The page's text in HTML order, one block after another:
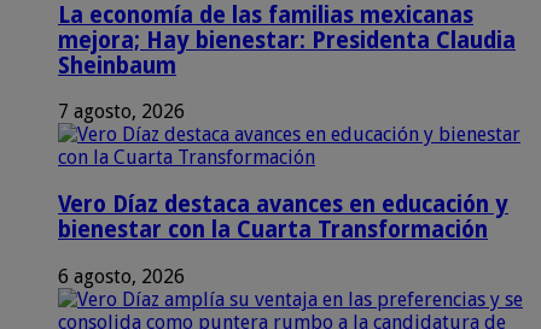
La economía de las familias mexicanas
mejora; Hay bienestar: Presidenta Claudia
Sheinbaum
7 agosto, 2026
Vero Díaz destaca avances en educación y
bienestar con la Cuarta Transformación
6 agosto, 2026